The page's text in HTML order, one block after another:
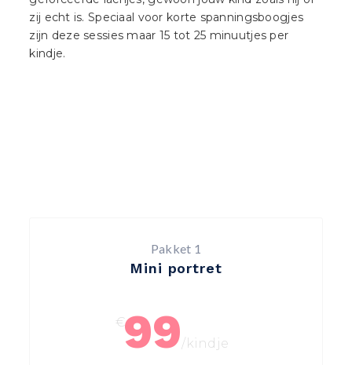
zij echt is. Speciaal voor korte spanningsboogjes
zijn deze sessies maar 15 tot 25 minuutjes per
kindje.
Pakket 1
Mini portret
€99/kindje